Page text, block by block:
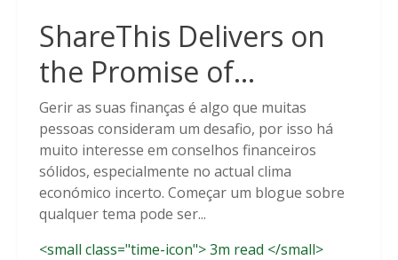
ShareThis Delivers on
the Promise of
Cookieless Data
Solutions
Gerir as suas finanças é algo que muitas
pessoas consideram um desafio, por isso há
muito interesse em conselhos financeiros
sólidos, especialmente no actual clima
económico incerto. Começar um blogue sobre
qualquer tema pode ser...
<small class="time-icon"> 3m read </small>